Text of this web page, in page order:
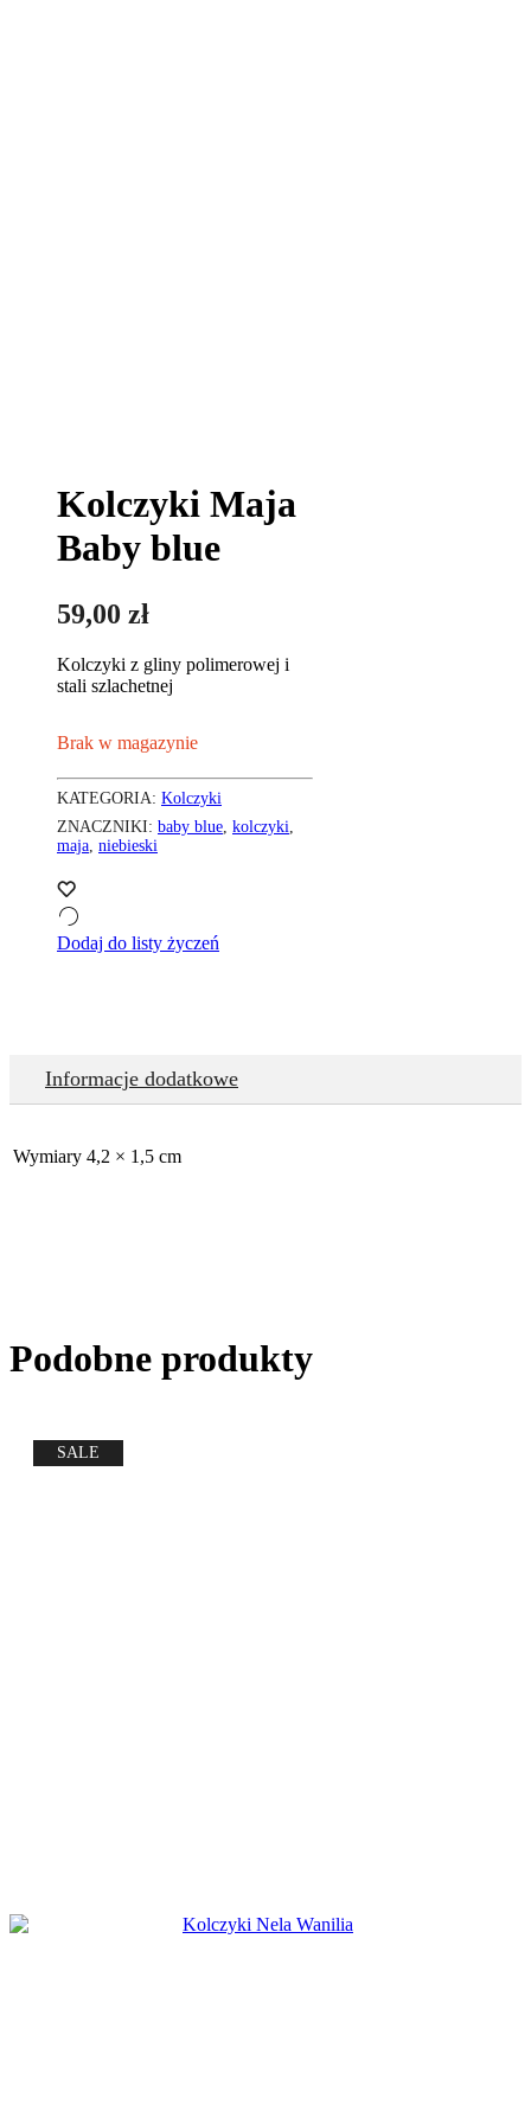
Kolczyki Maja
Baby blue
59,00 zł
Kolczyki z gliny polimerowej i
stali szlachetnej
Brak w magazynie
KATEGORIA: Kolczyki
ZNACZNIKI: baby blue, kolczyki,
maja, niebieski
Dodaj do listy życzeń
Informacje dodatkowe
Wymiary 4,2 × 1,5 cm
Podobne produkty
SALE